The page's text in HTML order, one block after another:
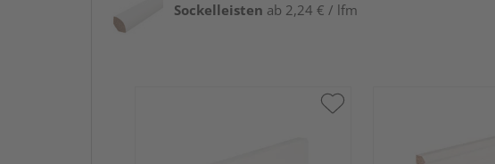
Sockelleisten ab 2,24 € / lfm